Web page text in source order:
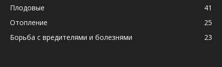
Плодовые
41
Отопление
25
Борьба с вредителями и болезнями
23